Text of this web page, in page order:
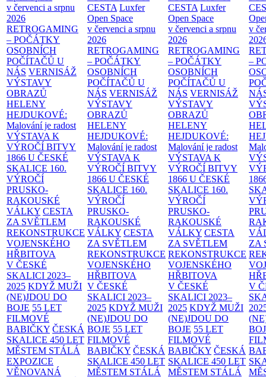
v červenci a srpnu
2026
RETROGAMING
– POČÁTKY
OSOBNÍCH
POČÍTAČŮ U
NÁS VERNISÁŽ
VÝSTAVY
OBRAZŮ
HELENY
HEJDUKOVÉ:
Malování je radost
VÝSTAVA K
VÝROČÍ BITVY
1866 U ČESKÉ
SKALICE 160.
VÝROČÍ
PRUSKO-
RAKOUSKÉ
VÁLKY CESTA
ZA SVĚTLEM
REKONSTRUKCE
VOJENSKÉHO
HŘBITOVA
V ČESKÉ
SKALICI 2023–
2025 KDYŽ MUŽI
(NE)JDOU DO
BOJE 55 LET
FILMOVÉ
BABIČKY ČESKÁ
SKALICE 450 LET
MĚSTEM STÁLÁ
EXPOZICE
VĚNOVANÁ
CESTA Luxfer
Open Space
v červenci a srpnu
2026
RETROGAMING
– POČÁTKY
OSOBNÍCH
POČÍTAČŮ U
NÁS VERNISÁŽ
VÝSTAVY
OBRAZŮ
HELENY
HEJDUKOVÉ:
Malování je radost
VÝSTAVA K
VÝROČÍ BITVY
1866 U ČESKÉ
SKALICE 160.
VÝROČÍ
PRUSKO-
RAKOUSKÉ
VÁLKY CESTA
ZA SVĚTLEM
REKONSTRUKCE
VOJENSKÉHO
HŘBITOVA
V ČESKÉ
SKALICI 2023–
2025 KDYŽ MUŽI
(NE)JDOU DO
BOJE 55 LET
FILMOVÉ
BABIČKY ČESKÁ
SKALICE 450 LET
MĚSTEM STÁLÁ
CESTA Luxfer
Open Space
v červenci a srpnu
2026
RETROGAMING
– POČÁTKY
OSOBNÍCH
POČÍTAČŮ U
NÁS VERNISÁŽ
VÝSTAVY
OBRAZŮ
HELENY
HEJDUKOVÉ:
Malování je radost
VÝSTAVA K
VÝROČÍ BITVY
1866 U ČESKÉ
SKALICE 160.
VÝROČÍ
PRUSKO-
RAKOUSKÉ
VÁLKY CESTA
ZA SVĚTLEM
REKONSTRUKCE
VOJENSKÉHO
HŘBITOVA
V ČESKÉ
SKALICI 2023–
2025 KDYŽ MUŽI
(NE)JDOU DO
BOJE 55 LET
FILMOVÉ
BABIČKY ČESKÁ
SKALICE 450 LET
MĚSTEM STÁLÁ
v
–
ZA
V